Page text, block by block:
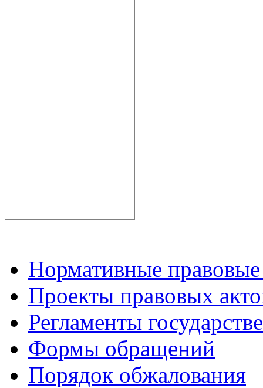
Нормативные
Проекты правовых
Регламенты
Формы обращений
Порядок обжалования